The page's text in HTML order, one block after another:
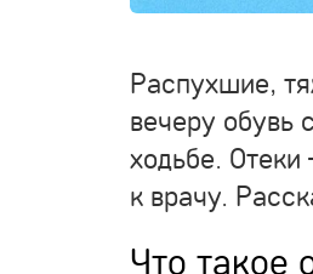
Распухшие,
вечеру обувь
ходьбе.
к врачу.
Что такое